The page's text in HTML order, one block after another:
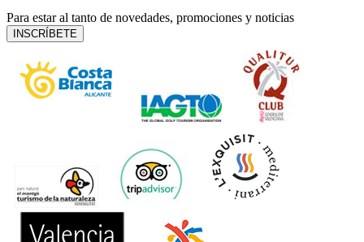
Para estar al tanto de novedades, promociones y noticias